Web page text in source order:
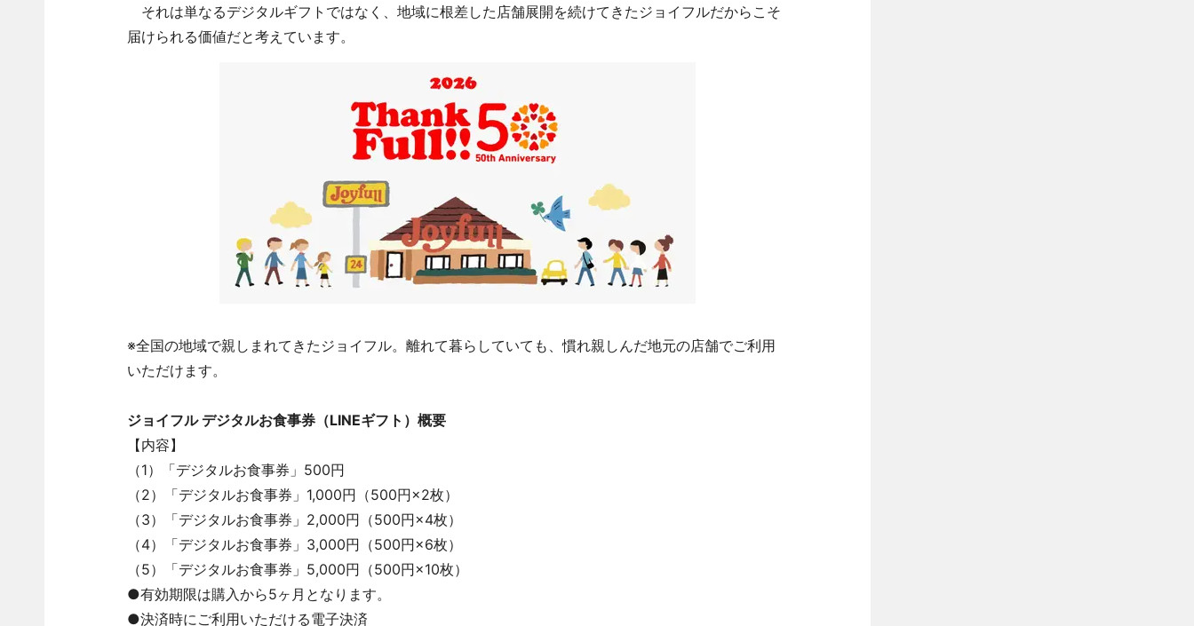
それは単なるデジタルギフトではなく、地域に根差した店舗展開を続けてきたジョイフルだからこそ
届けられる価値だと考えています。
※全国の地域で親しまれてきたジョイフル。離れて暮らしていても、慣れ親しんだ地元の店舗でご利用
いただけます。
ジョイフル デジタルお食事券（LINEギフト）概要
【内容】
（1）「デジタルお食事券」500円
（2）「デジタルお食事券」1,000円（500円×2枚）
（3）「デジタルお食事券」2,000円（500円×4枚）
（4）「デジタルお食事券」3,000円（500円×6枚）
（5）「デジタルお食事券」5,000円（500円×10枚）
●有効期限は購入から5ヶ月となります。
●決済時にご利用いただける電子決済